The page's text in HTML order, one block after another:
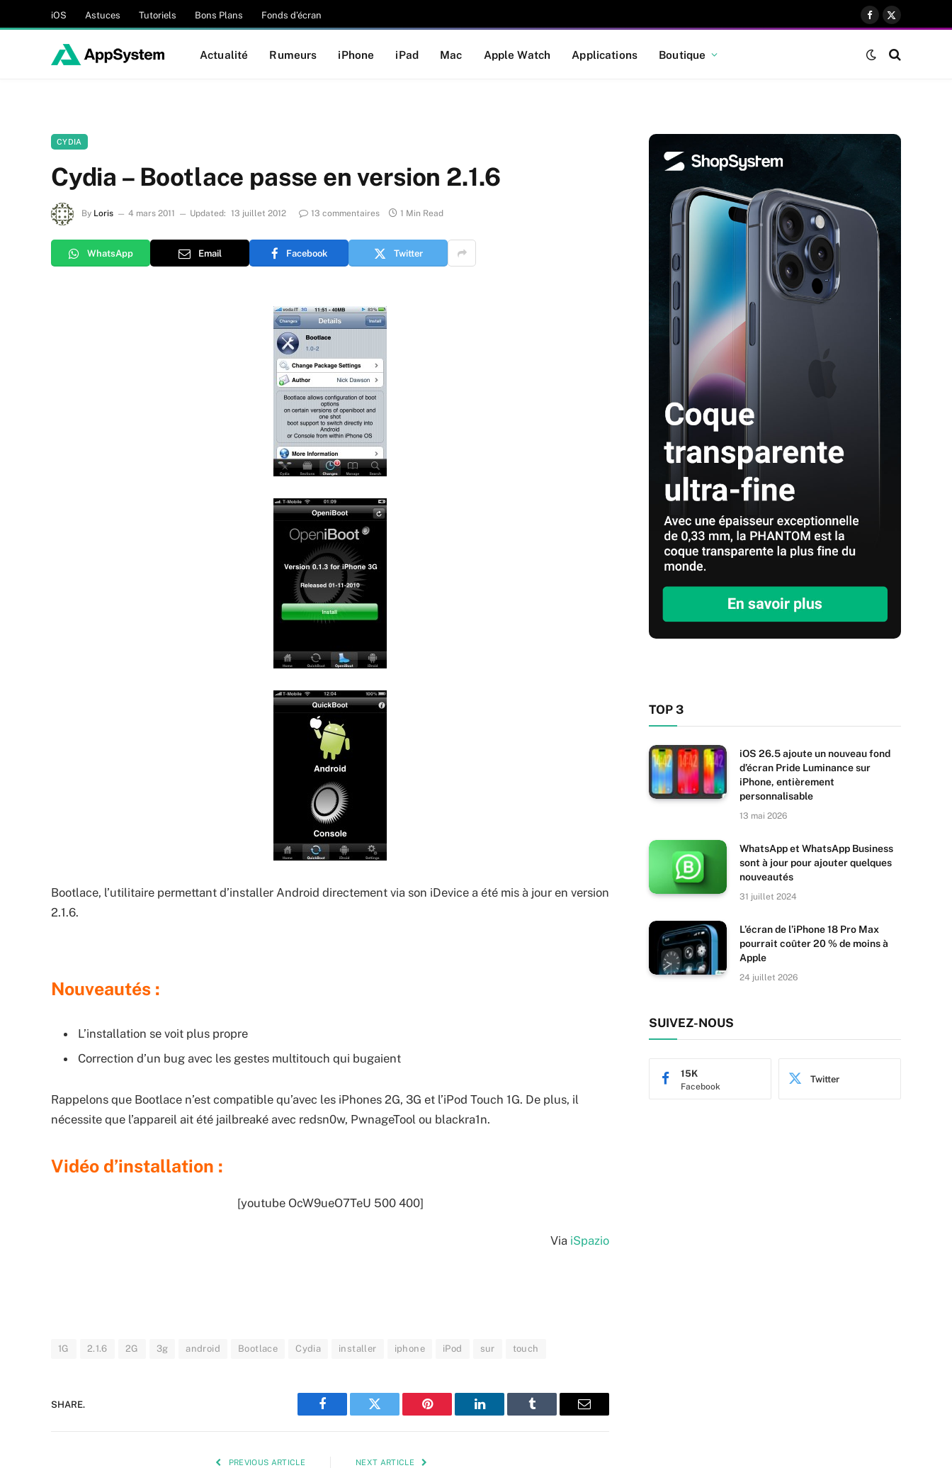
iOS Astuces Tutoriels Bons Plans Fonds d’écran
Facebook
X
Actualité Rumeurs iPhone iPad Mac Apple Watch Applications Boutique
CYDIA
Cydia – Bootlace passe en version 2.1.6
By Loris 4 mars 2011 Updated: 13 juillet 2012 13 commentaires 1 Min Read
WhatsApp Email Facebook Twitter
Bootlace, l’utilitaire permettant d’installer Android directement via son iDevice a été mis à jour en version
2.1.6.
Nouveautés :
L’installation se voit plus propre
Correction d’un bug avec les gestes multitouch qui bugaient
Rappelons que Bootlace n’est compatible qu’avec les iPhones 2G, 3G et l’iPod Touch 1G. De plus, il
nécessite que l’appareil ait été jailbreaké avec redsn0w, PwnageTool ou blackra1n.
Vidéo d’installation :
[youtube OcW9ueO7TeU 500 400]
Via iSpazio
1G 2.1.6 2G 3g android Bootlace Cydia installer iphone iPod sur touch
SHARE.
Facebook Twitter Pinterest LinkedIn Tumblr Email
PREVIOUS ARTICLE NEXT ARTICLE
TOP 3
iOS 26.5 ajoute un nouveau fond
d’écran Pride Luminance sur
iPhone, entièrement
personnalisable
13 mai 2026
WhatsApp et WhatsApp Business
sont à jour pour ajouter quelques
nouveautés
31 juillet 2024
L’écran de l’iPhone 18 Pro Max
pourrait coûter 20 % de moins à
Apple
24 juillet 2026
SUIVEZ-NOUS
Facebook
15K Twitter